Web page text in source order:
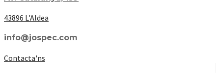
43896 L'Aldea
info@jospec.com
Contacta'ns